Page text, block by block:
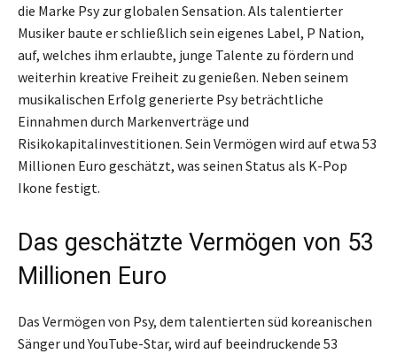
die Marke Psy zur globalen Sensation. Als talentierter
Musiker baute er schließlich sein eigenes Label, P Nation,
auf, welches ihm erlaubte, junge Talente zu fördern und
weiterhin kreative Freiheit zu genießen. Neben seinem
musikalischen Erfolg generierte Psy beträchtliche
Einnahmen durch Markenverträge und
Risikokapitalinvestitionen. Sein Vermögen wird auf etwa 53
Millionen Euro geschätzt, was seinen Status als K-Pop
Ikone festigt.
Das geschätzte Vermögen von 53
Millionen Euro
Das Vermögen von Psy, dem talentierten süd koreanischen
Sänger und YouTube-Star, wird auf beeindruckende 53